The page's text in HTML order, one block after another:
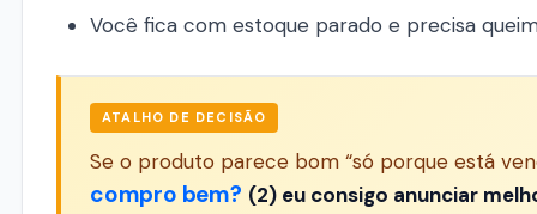
Você fica com estoque parado e precisa
ATALHO DE DECISÃO
Se o produto parece bom “só porque está
compro bem? (2) eu consigo anunciar